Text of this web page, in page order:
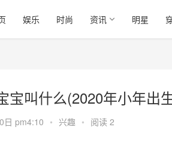
娱乐 时尚 资讯 明星
宝叫什么(2020年小年出
日 pm4:10 • 兴趣 • 阅读 2